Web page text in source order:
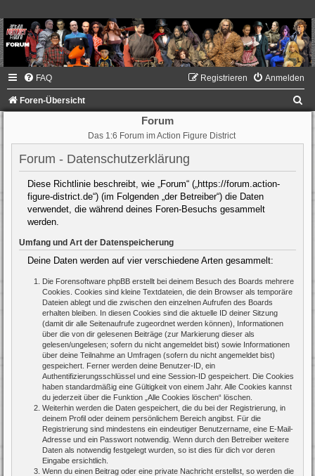
FAQ Anmelden
Registrieren
Foren-Übersicht
Forum
Das 1:6 Forum im Action Figure District
Forum - Datenschutzerklärung
Diese Richtlinie beschreibt, wie „Forum“ („https://forum.action-
figure-district.de“) (im Folgenden „der Betreiber“) die Daten
verwendet, die während deines Foren-Besuchs gesammelt
werden.
Umfang und Art der Datenspeicherung
Deine Daten werden auf vier verschiedene Arten gesammelt:
Die Forensoftware phpBB erstellt bei deinem Besuch des Boards mehrere
Cookies. Cookies sind kleine Textdateien, die dein Browser als temporäre
Dateien ablegt und die zwischen den einzelnen Aufrufen des Boards
erhalten bleiben. In diesen Cookies sind die aktuelle ID deiner Sitzung
(damit dir alle Seitenaufrufe zugeordnet werden können), Informationen
über die von dir gelesenen Beiträge (zur Markierung dieser als
gelesen/ungelesen; sofern du nicht angemeldet bist) sowie Informationen
über deine Teilnahme an Umfragen (sofern du nicht angemeldet bist)
gespeichert. Ferner werden deine Benutzer-ID, ein
Authentifizierungsschlüssel und eine Session-ID gespeichert. Die Cookies
haben standardmäßig eine Gültigkeit von einem Jahr. Alle Cookies kannst
du jederzeit über die Funktion „Alle Cookies löschen“ löschen.
Weiterhin werden die Daten gespeichert, die du bei der Registrierung, in
deinem Profil oder deinem persönlichem Bereich angibst. Für die
Registrierung sind mindestens ein eindeutiger Benutzername, eine E-Mail-
Adresse und ein Passwort notwendig. Wenn durch den Betreiber weitere
Daten als notwendig festgelegt wurden, so ist dies für dich vor deren
Eingabe ersichtlich.
Wenn du einen Beitrag oder eine private Nachricht erstellst, so werden die